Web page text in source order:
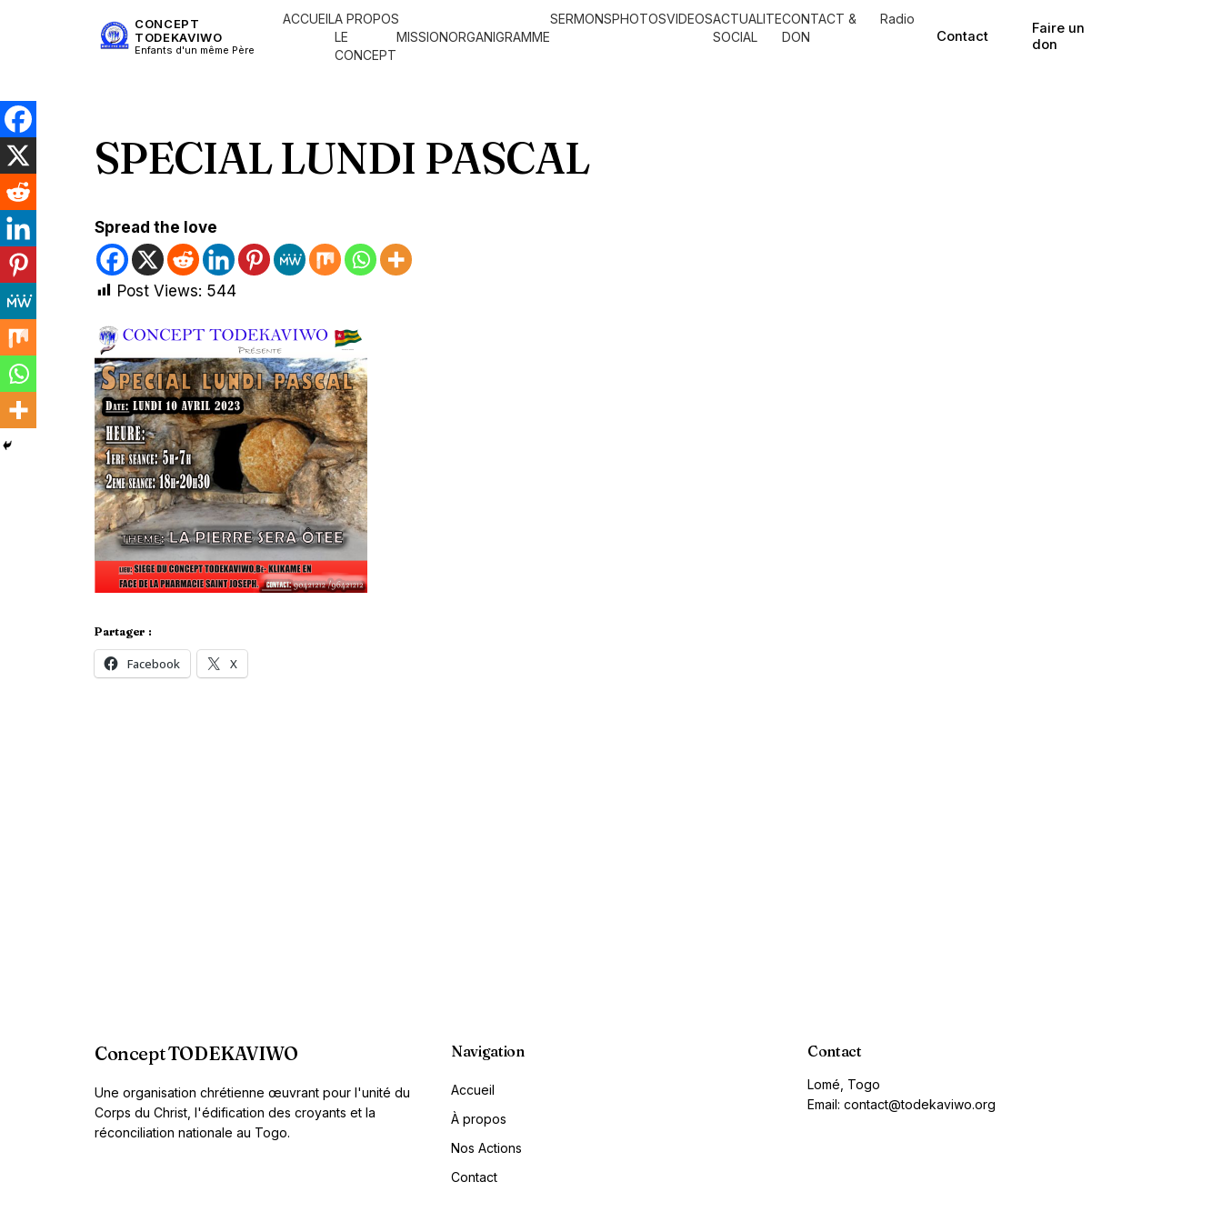
CONCEPT
TODEKAVIWO
Enfants d'un même Père
ACCUEILA PROPOS
LE
CONCEPT
MISSIONORGANIGRAMME
SERMONSPHOTOSVIDEOSACTUALITE
SOCIAL
CONTACT &
DON
Radio
Contact
Faire un
don
SPECIAL LUNDI PASCAL
Spread the love
Post Views: 544
Partager :
Facebook X
Concept TODEKAVIWO
Une organisation chrétienne œuvrant pour l'unité du
Corps du Christ, l'édification des croyants et la
réconciliation nationale au Togo.
Navigation
Accueil
À propos
Nos Actions
Contact
Contact
Lomé, Togo
Email: contact@todekaviwo.org